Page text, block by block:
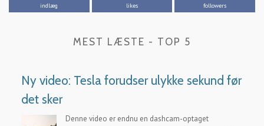
indlæg likes followers
MEST LÆSTE - TOP 5
Ny video: Tesla forudser ulykke sekund før
det sker
Denne video er endnu en dashcam-optaget